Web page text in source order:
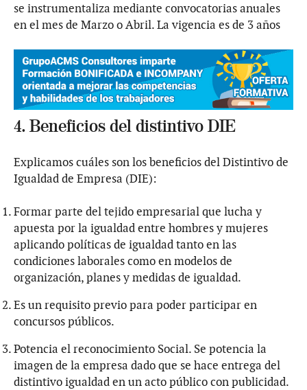
se instrumentaliza mediante convocatorias anuales
en el mes de Marzo o Abril. La vigencia es de 3 años
4. Beneficios del distintivo DIE
Explicamos cuáles son los beneficios del Distintivo de
Igualdad de Empresa (DIE):
Formar parte del tejido empresarial que lucha y
apuesta por la igualdad entre hombres y mujeres
aplicando políticas de igualdad tanto en las
condiciones laborales como en modelos de
organización, planes y medidas de igualdad.
Es un requisito previo para poder participar en
concursos públicos.
Potencia el reconocimiento Social. Se potencia la
imagen de la empresa dado que se hace entrega del
distintivo igualdad en un acto público con publicidad.